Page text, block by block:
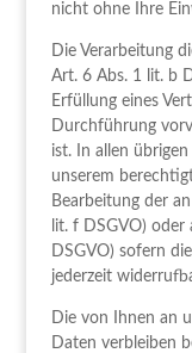
nicht ohne Ihre
Die Verarbeitung
Art. 6 Abs. 1 lit. b
Erfüllung eines
Durchführung
ist. In allen
unserem
Bearbeitung der
lit. f DSGVO)
DSGVO) sofern
jederzeit
Die von Ihnen an
Daten verbleiben